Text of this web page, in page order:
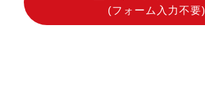
(フォーム入力不要)